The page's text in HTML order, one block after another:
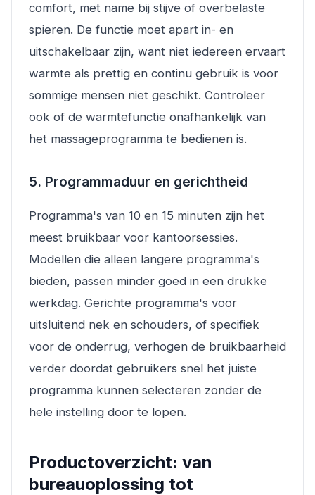
comfort, met name bij stijve of overbelaste
spieren. De functie moet apart in- en
uitschakelbaar zijn, want niet iedereen ervaart
warmte als prettig en continu gebruik is voor
sommige mensen niet geschikt. Controleer
ook of de warmtefunctie onafhankelijk van
het massageprogramma te bedienen is.
5. Programmaduur en gerichtheid
Programma's van 10 en 15 minuten zijn het
meest bruikbaar voor kantoorsessies.
Modellen die alleen langere programma's
bieden, passen minder goed in een drukke
werkdag. Gerichte programma's voor
uitsluitend nek en schouders, of specifiek
voor de onderrug, verhogen de bruikbaarheid
verder doordat gebruikers snel het juiste
programma kunnen selecteren zonder de
hele instelling door te lopen.
Productoverzicht: van
bureauoplossing tot